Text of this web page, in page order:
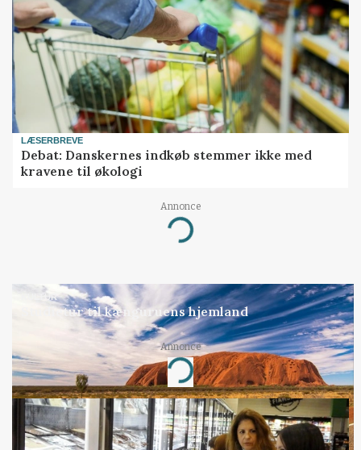
LÆSERBREVE
Debat: Danskernes indkøb stemmer ikke med
kravene til økologi
Annonce
Loading...
KULTUR
Studietur til kænguruens hjemland
Annonce
Loading...